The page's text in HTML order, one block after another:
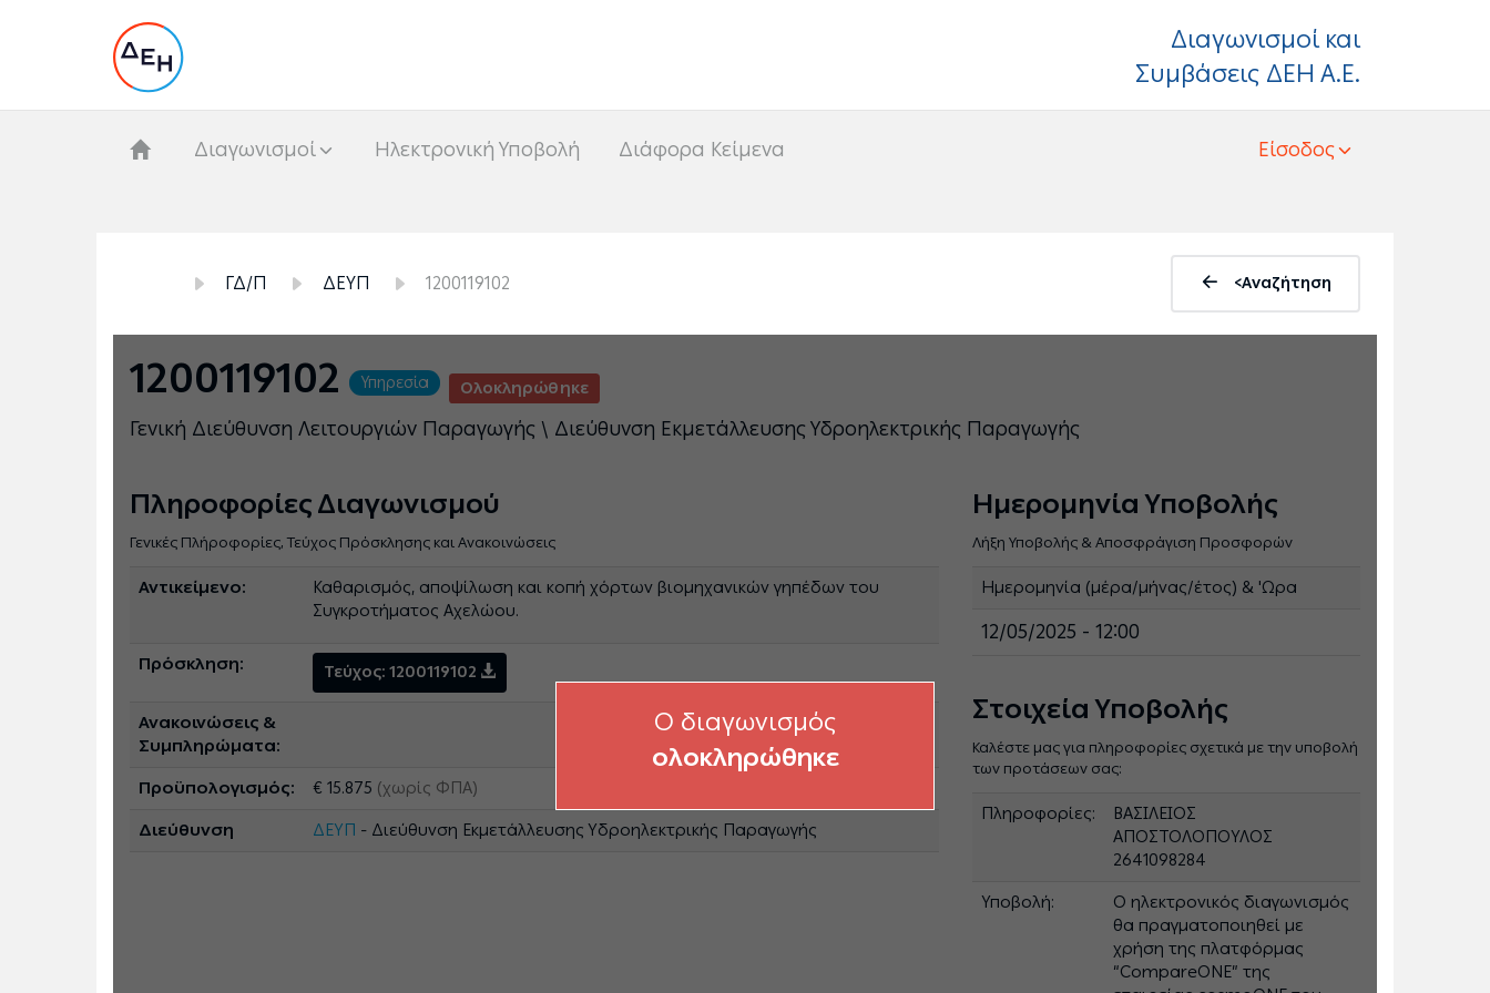
Διαγωνισμοί και
Συμβάσεις ΔΕΗ Α.Ε.
Διαγωνισμοί Hλεκτρονική Υποβολή Διάφορα Κείμενα Είσοδος
ΓΔ/Π ΔΕΥΠ 1200119102 <Αναζήτηση
1200119102 Υπηρεσία Ολοκληρώθηκε
Γενική Διεύθυνση Λειτουργιών Παραγωγής \ Διεύθυνση Εκμετάλλευσης Υδροηλεκτρικής Παραγωγής
Ημερομηνία Υποβολής
Λήξη Υποβολής & Αποσφράγιση Προσφορών
Ημερομηνία (μέρα/μήνας/έτος) & 'Ωρα
12/05/2025 - 12:00
Στοιχεία Υποβολής
Καλέστε μας για πληροφορίες σχετικά με την υποβολή
των προτάσεων σας:
Πληροφορίες:
ΒΑΣΙΛΕΙΟΣ
ΑΠΟΣΤΟΛΟΠΟΥΛΟΣ
2641098284
Υποβολή:
Ο ηλεκτρονικός διαγωνισμός
θα πραγματοποιηθεί με
χρήση της πλατφόρμας
“CompareONE” της
Πληροφορίες Διαγωνισμού
Γενικές Πλήροφορίες, Τεύχος Πρόσκλησης και Ανακοινώσεις
Αντικείμενο:
Καθαρισμός, αποψίλωση και κοπή χόρτων βιομηχανικών γηπέδων του
Συγκροτήματος Αχελώου.
Πρόσκληση: Τεύχος: 1200119102
Ανακοινώσεις &
Συμπληρώματα:
Προϋπολογισμός: € 15.875 (χωρίς ΦΠΑ)
Διεύθυνση ΔΕΥΠ - Διεύθυνση Εκμετάλλευσης Υδροηλεκτρικής Παραγωγής
O διαγωνισμός
ολοκληρώθηκε